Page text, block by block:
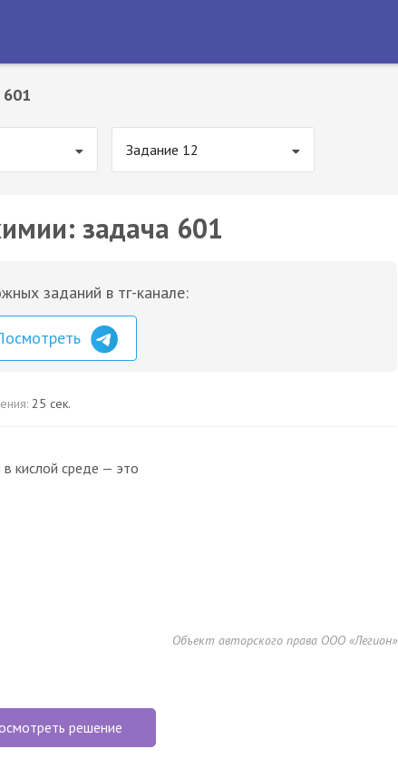
601
Задание 12
задача 601
заданий в тг-канале:
25 сек.
кислой среде — это
Объект авторского права ООО «Легион»
решение